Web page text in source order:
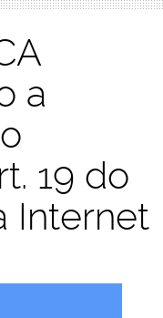
a
19 do
Internet